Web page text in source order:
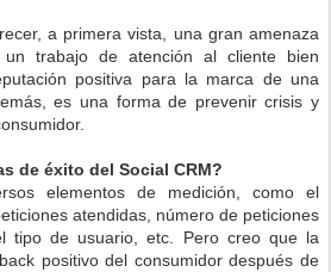
a primera vista, una gran amenaza
trabajo de atención al cliente bien
positiva para la marca de una
es una forma de prevenir crisis y
de éxito del Social CRM?
elementos de medición, como el
atendidas, número de peticiones
tipo de usuario, etc. Pero creo que la
positivo del consumidor después de